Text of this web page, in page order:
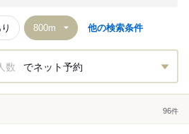
他の検索条件
数 でネット予約
96件